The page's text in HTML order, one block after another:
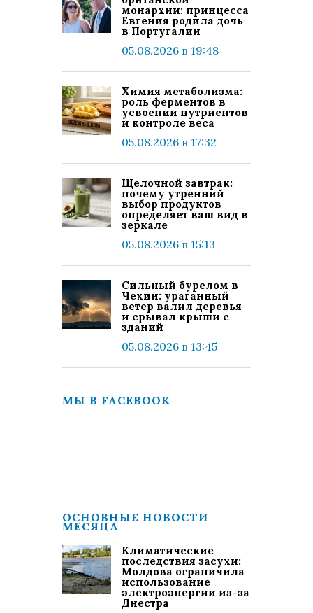
монархии: принцесса
Евгения родила дочь
в Португалии
05.08.2026 в 19:48
Химия метаболизма:
роль ферментов в
усвоении нутриентов
и контроле веса
05.08.2026 в 17:32
Щелочной завтрак:
почему утренний
выбор продуктов
определяет ваш вид в
зеркале
05.08.2026 в 15:13
Сильный бурелом в
Чехии: ураганный
ветер валил деревья
и срывал крыши с
зданий
05.08.2026 в 13:45
МЫ В FACEBOOK
ОСНОВНЫЕ НОВОСТИ
МЕСЯЦА
Климатические
последствия засухи:
Молдова ограничила
использование
электроэнергии из-за
Днестра